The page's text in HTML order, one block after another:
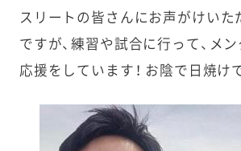
スリートの皆さんにお声がけいた
ですが、練習や試合に行って、メ
応援をしています！ お陰で日焼け